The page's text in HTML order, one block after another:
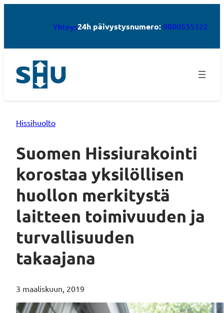
Yhteys24h päivystysnumero: 0800555122
Hissihuolto
Suomen Hissiurakointi
korostaa yksilöllisen
huollon merkitystä
laitteen toimivuuden ja
turvallisuuden
takaajana
3 maaliskuun, 2019